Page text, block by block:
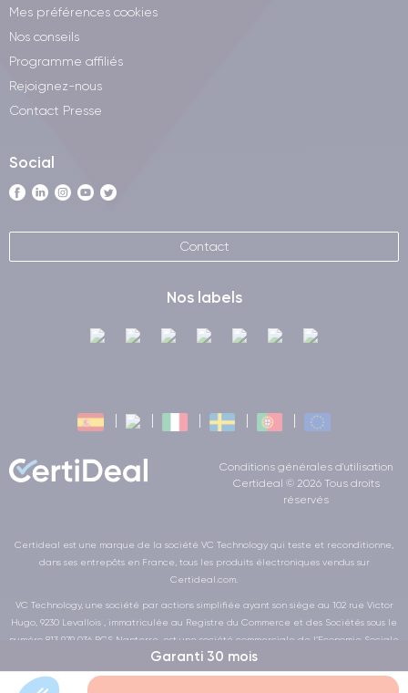
Garanti 30 mois
Mes préférences cookies
Nos conseils
Programme affiliés
Rejoignez-nous
Contact Presse
Social
Contact
Nos labels
Conditions générales d'utilisation
Certideal © 2026 Tous droits
réservés
Certideal est une marque de la société VC Technology qui teste et reconditionne,
dans ses entrepôts en France, tous les produits électroniques vendus sur
Certideal.com.
VC Technology, une société par actions simplifiée ayant son siège au 102 rue Victor
Hugo, 9230 Levallois , immatriculée au Registre du Commerce et des Sociétés sous le
numéro 813 979 036 RCS Nanterre, est une société commerciale de l’Economie Sociale
et Solidaire au sens de la loi de la LOI n° 2014-856 du 31 juillet 2014